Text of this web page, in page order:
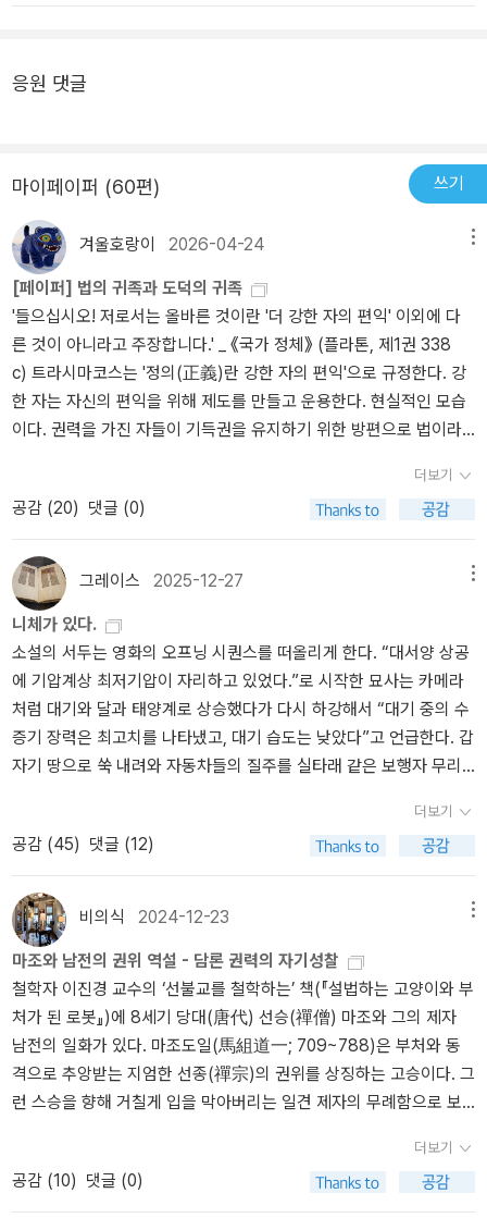
가를 모두 염두에 두고 저런 멋진 제목이 탄생되었던 것이다. 이런 사
구에게 보내는 어느 편지에서 『선악의 저편』이 '내 『차라투스트라』에
제대로 충분히 이해되지 못한 현실을 반영하고 있는지도 모른다. 그
가『차라투스트라』에서 노래했던 주제들, 가령 디오니소스, 생명, 건
강, 자유, 지혜, 고귀한 덕, 위버멘쉬, 영원회귀사상 등은 사실 이 책에
와서 한층 드넓고 깊이 있는 철학적 사유들, 가령 역사, 종교, 인류
학, 심리학, 생리학, 문학, 음악 등 거의 전방위에 이르는 광범위한 학
문과 예술 영역에 걸친 니체 특유의 심연처럼 깊디깊은 사색이 더해
짐으로써, 단지 '『차라투스트라』의 주석'이라고 불리기엔 너무 아까울
정도로 '가장 니체적인 색깔'을 띤 작품이 되었고, 그가 이 책에서 가
혹하게 비판했던 '현대성'에서 벗어난 '새로운 철학'은 결국 '미래 철학
의 서곡'으로 격상되어 오늘날 니체의 철학을 이해하는 결정적 작품
치졸함은 스스로 복수심에 불타는 교활한 자와 독살자가 되어 버린
있는 의도라는 것은 한층 더 해석이 필요한 기호이고 징후일 뿐이며,
자기 극복이기도 하다. 이것은 오늘날 가장 섬세하며 정직하고 또한
악의적이기도한 양심에게, 살아 있는 영혼의 시금석으로 보존된 저
오랫동안의 비밀스러운 작업을 나타내는 이름이 될 수도 있을 것이
다. (p62)자유정신을 가진 미래의 철학자들의 정신이 오늘날 필요하
다!제3장 종교적인 것인간을 예술가로 조형할 수 있기에는,인간은 충
분히 고귀하지도 준엄하지도 않다. 숭고한 자기 극복으로 천태만상의
실패와 몰락의 중요한 법칙을 지배할 수 있기에는, 인간은 충분히 강
하지도 멀리 내다보는 시야도 가지고 있지도 않다.인간과 인간 사이
에 놓인 헤아릴 수 없는 다양한 위계 질서와 위계의 간극을 보기에는
인간에게 충분한 품위가 없다.그러한 인간들이 그들의 ｀신 앞에서의
간이 남성이라고 가정하면 아주 짧게 여성을 얘기했다.제5장 도덕의
자연사철학자들이 도덕의 정초라고 부르는 것은 현재 유행하는 도덕
에 대한 훌륭한 믿음의 현학적인 한 형식일 뿐이며, 그것을 표현하는
새로운 수단이다.p138도덕적 가치 판단을 지배하는 공리성으로 어
떤 의견 속에,어떤 상태와 정동 속에,어떤 의지 속에,어떤 재능 속에
공공에 위험한 것,평등을 위험하게 하는 것이 얼마나 많고 적게 있는
가 하는 것, 이제 이것이 도덕적 관점이다.p159｀최대의 다수｀ 라
는 무의미는 종식시키고 새로운 철학자에게 인간에게 인간의 미래를
자신의 의지로 만들 것을, 인간의 의지에 달려 있다는 것을 가르치며,
훈육과 육성이라는 위대한 모험과 총체적인 시도를 준비하는 것을 희
망하는 것이다.p163제6장 우리 학자들학문적 인간이란 그는 고귀하
위가 없으며 자족할 줄도 모르는 천성의 덕목을 지닌 인간이다: 그는
절도를 지니고 있다.p174학자가 할 수 있는 가장 나쁘고 위험한 것은
그의 속성 중 평범함의 본능에서 온다: 즉 비범한 인간을 본능적으로
근절하려고 하고,배려하면서 물론 부드러운 손길로 활시위를 이완시
키며,친밀한 동정으로 활시위를 이완시킨다.p175회의란 속된 언어로
말해 신경쇠약이나 허약함으로 불리는 어떤 복잡한 생리적인 상태를
나타내는 가장 정신적인 표현이다.p180미래의 철학자의 비판가로서
의 속성:내가 생각하는 것은 가치척도의 확실성, 의식적으로 통일적
방법을 사용하는 것, 기지 있는 용기, 독립성과 자기 책임 능력 등이
다. 그들은 부정을 말하는 것과 해부하는 것에 대한 즐거움과 피를 토
할 듯 아픔을 느끼는 경우에도 확실하고 정교하게 메스를 잡을 줄 아
응원 댓글
마이페이퍼 (60편) 쓰기
겨울호랑이 2026-04-24
[페이퍼] 법의 귀족과 도덕의 귀족
'들으십시오! 저로서는 올바른 것이란 '더 강한 자의 편익' 이외에 다
른 것이 아니라고 주장합니다.' _ 《국가 정체》 (플라톤, 제1권 338
c) 트라시마코스는 '정의(正義)란 강한 자의 편익'으로 규정한다. 강
한 자는 자신의 편익을 위해 제도를 만들고 운용한다. 현실적인 모습
이다. 권력을 가진 자들이 기득권을 유지하기 위한 방편으로 법이라
것이다. 그것이 본성이니까. 이 지점에서 니체의 '힘에의 의지'를 떠올
리게 된다. 니체의 '힘에의 의지'는 단순히 권력을 탐하는 욕망이라기
보다, 세계를 해석하고 자기 삶에 형식을 부여하며 가치를 창조하려
는 근원적 충동에 가깝다. 그럼에도 트라시마코스의 '강자의 편익'은
니체의 문제의식을 떠올리게 한다. 양자는 모두 도덕과 정의의 배후
에서 힘의 작동을 본다. 여기에서 드는 의문. 오랜 역사 속에서 귀족
이 권력을 가진 강한 자였고, 이들에 의해 도덕 등 자신들의 가치관이
법제화되어왔다. 니체에 따르면 도덕은 주인의 도덕과 노예의 도덕이
있으며, 주인의 도덕은 귀족의 도덕이다. 왜 역사 속 지배자들의 입법
은 주인의 도덕을 곧장 드러내기보다, 때로는 약자 보호·평등·죄책·의
무·금욕의 언어, 곧 르상티망의 도덕을 통해 정당화되어왔는가? 트라
법'이 되었는가. 이것은 트라시마코스의 강자는 입법 권력의 소유자
이고, 니체의 강자는 가치 창조의 유형이기 때문일까. 현실의 지배자
인 트라시마코스의 강자는 법을 만들 만큼 강할 수 있지만, 그가 사용
하는 도덕 언어는 이미 르상티망의 산물일 수 있다. 반면 니체의 강자
는 사회적 신분으로서의 귀족이 아니라, 자기 안의 혼란을 지배하고
자기 삶에 형식을 부여하는 내적 지배자에 가깝다. 그는 '푸른 피'가
흐르는 혈통 귀족이 아닐지라도, 자기 가치의 입법자라는 점에서 도
덕의 귀족일 수 있다. 그렇다면, 이는 '법의 귀족'과 '도덕의 귀족'의 차
이가 아닐까. 아니면, 이는 이데아로서의 '정의'와 현실적인 '법' 사이
의 괴리일까. 《국가 정체》가 선의 이데아를 본 철학자의 통치를 꿈꾼
다면, 《법률》은 왜 법과 습관과 교육을 통해 인간을 다스리는 현실적
이에 놓인 간극일까. 그렇다면 그 어떤 전문적인 지식도 더 강한 자의
더보기
공감 (20) 댓글 (0)
그레이스 2025-12-27
니체가 있다.
소설의 서두는 영화의 오프닝 시퀀스를 떠올리게 한다. “대서양 상공
에 기압계상 최저기압이 자리하고 있었다.”로 시작한 묘사는 카메라
처럼 대기와 달과 태양계로 상승했다가 다시 하강해서 “대기 중의 수
증기 장력은 최고치를 나타냈고, 대기 습도는 낮았다”고 언급한다. 갑
자기 땅으로 쑥 내려와 자동차들의 질주를 실타래 같은 보행자 무리
속도의 선들은 다소 느슨하게 움직이는 보행자 무리를 가로지르는 순
간 굵어졌다가, 나중엔 더 빨라지더니 약간의 진동 끝에 다시 고른 리
듬을 유지했다. 수많은 소리들이 철선처럼 억센 하나의 소음으로 뒤
엉켰다. 그 소음에서 뾰쪽한 끝이 여기저기 튀어나왔고, 소음을 따라
날선 모서리가 길게 이어지다가 다시 평평해졌으며, 소음에서 명확한
소리들이 산산이 부서져 공중으로 흩어졌다. …… 지그시 눈을 감고
이 소음에 귀를 기울이면 지금 자신이 제국 수도이자 황궁이 자리 잡
은 빈에 있음을 알아차릴 것이다.(1권 11p)” 정말 기가 막힌 표현들
이다. 1913년 8월의 빈이라는 시간과 장소를 설명하기 위해 동원된
시청각적 묘사들은 처음부터 작가가 예사로운 사람이 아님을 알려준
다. 이 작품 전체의 글에 담겨있는 비유와 상징 언어들은 눈물이 날 만
를 목격하고 그 원인을 제동거리라는 과학적 설명을 해주는 행인1과
더보기
공감 (45) 댓글 (12)
비의식 2024-12-23
마조와 남전의 권위 역설 - 담론 권력의 자기성찰
철학자 이진경 교수의 ‘선불교를 철학하는’ 책(『설법하는 고양이와 부
처가 된 로봇』)에 8세기 당대(唐代) 선승(禪僧) 마조와 그의 제자
남전의 일화가 있다. 마조도일(馬組道一; 709~788)은 부처와 동
격으로 추앙받는 지엄한 선종(禪宗)의 권위를 상징하는 고승이다. 그
런 스승을 향해 거칠게 입을 막아버리는 일견 제자의 무례함으로 보
무슨 말이냐?’그러자 마조는 그만두었다.」 이 짧은 대화의 장면에는
더보기
공감 (10) 댓글 (0)